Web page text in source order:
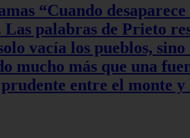
“Cuando
palabras de Prieto
vacía los pueblos,
mucho más que una
entre el monte y